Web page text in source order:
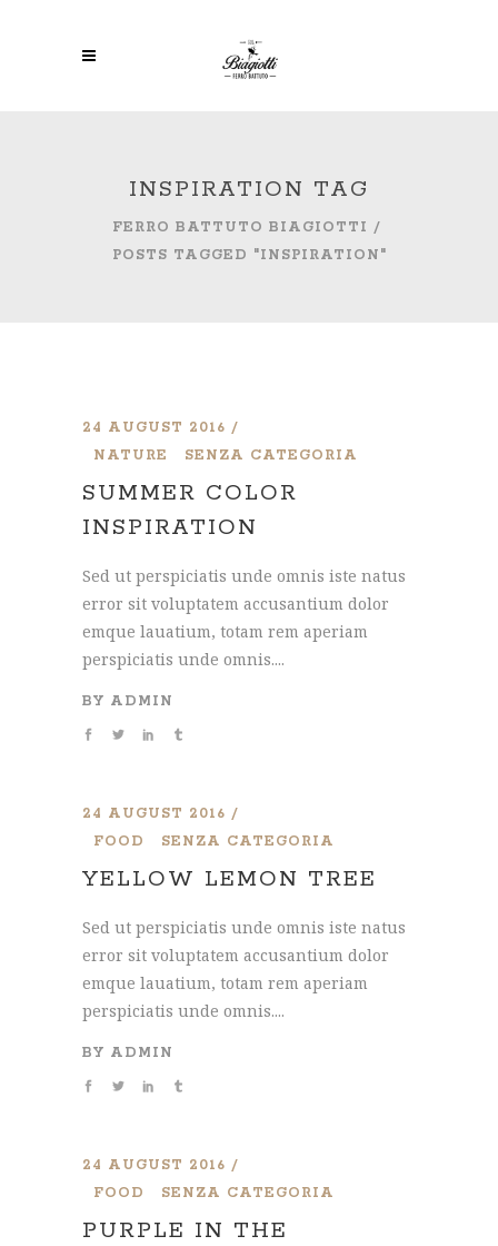
INSPIRATION TAG
FERRO BATTUTO BIAGIOTTI /
POSTS TAGGED "INSPIRATION"
24 AUGUST 2016
NATURE
SENZA CATEGORIA
SUMMER COLOR
INSPIRATION
Sed ut perspiciatis unde omnis iste natus
error sit voluptatem accusantium dolor
emque lauatium, totam rem aperiam
perspiciatis unde omnis....
BY ADMIN
24 AUGUST 2016
FOOD
SENZA CATEGORIA
YELLOW LEMON TREE
Sed ut perspiciatis unde omnis iste natus
error sit voluptatem accusantium dolor
emque lauatium, totam rem aperiam
perspiciatis unde omnis....
BY ADMIN
24 AUGUST 2016
FOOD
SENZA CATEGORIA
PURPLE IN THE